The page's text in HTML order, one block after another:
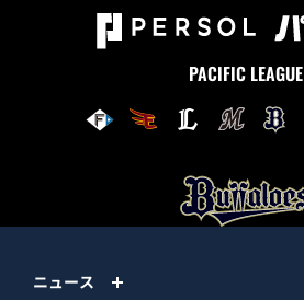
PACIFIC LEAGUE
ニュース